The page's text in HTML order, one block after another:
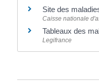
Site des
Caisse nationale
Tableaux des
Legifrance